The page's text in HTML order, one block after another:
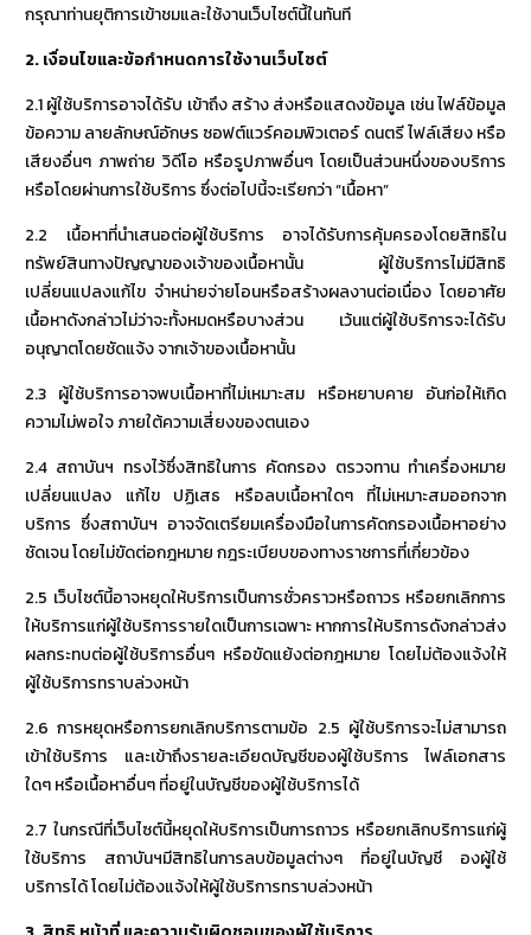
กรุณาท่านยุติการเข้าชมและใช้งานเว็บไซต์นี้ในทันที
2.เงื่อนไขและข้อกำหนดการใช้งานเว็บไซต์
2.1 ผู้ใช้บริการอาจได้รับ เข้าถึง สร้าง ส่งหรือแสดงข้อมูล เช่น ไฟล์ข้อมูล
ข้อความ ลายลักษณ์อักษร ซอฟต์แวร์คอมพิวเตอร์ ดนตรี ไฟล์เสียง หรือ
เสียงอื่นๆ ภาพถ่าย วิดีโอ หรือรูปภาพอื่นๆ โดยเป็นส่วนหนึ่งของบริการ
หรือโดยผ่านการใช้บริการ ซึ่งต่อไปนี้จะเรียกว่า “เนื้อหา”
2.2 เนื้อหาที่นำเสนอต่อผู้ใช้บริการ อาจได้รับการคุ้มครองโดยสิทธิใน
ทรัพย์สินทางปัญญาของเจ้าของเนื้อหานั้น ผู้ใช้บริการไม่มีสิทธิ
เปลี่ยนแปลงแก้ไข จำหน่ายจ่ายโอนหรือสร้างผลงานต่อเนื่อง โดยอาศัย
เนื้อหาดังกล่าวไม่ว่าจะทั้งหมดหรือบางส่วน เว้นแต่ผู้ใช้บริการจะได้รับ
อนุญาตโดยชัดแจ้ง จากเจ้าของเนื้อหานั้น
2.3 ผู้ใช้บริการอาจพบเนื้อหาที่ไม่เหมาะสม หรือหยาบคาย อันก่อให้เกิด
ความไม่พอใจ ภายใต้ความเสี่ยงของตนเอง
2.4 สถาบันฯ ทรงไว้ซึ่งสิทธิในการ คัดกรอง ตรวจทาน ทำเครื่องหมาย
เปลี่ยนแปลง แก้ไข ปฏิเสธ หรือลบเนื้อหาใดๆ ที่ไม่เหมาะสมออกจาก
บริการ ซึ่งสถาบันฯ อาจจัดเตรียมเครื่องมือในการคัดกรองเนื้อหาอย่าง
ชัดเจน โดยไม่ขัดต่อกฎหมาย กฎระเบียบของทางราชการที่เกี่ยวข้อง
2.5 เว็บไซต์นี้อาจหยุดให้บริการเป็นการชั่วคราวหรือถาวร หรือยกเลิกการ
ให้บริการแก่ผู้ใช้บริการรายใดเป็นการเฉพาะ หากการให้บริการดังกล่าวส่ง
ผลกระทบต่อผู้ใช้บริการอื่นๆ หรือขัดแย้งต่อกฎหมาย โดยไม่ต้องแจ้งให้
ผู้ใช้บริการทราบล่วงหน้า
2.6 การหยุดหรือการยกเลิกบริการตามข้อ 2.5 ผู้ใช้บริการจะไม่สามารถ
เข้าใช้บริการ และเข้าถึงรายละเอียดบัญชีของผู้ใช้บริการ ไฟล์เอกสาร
ใดๆ หรือเนื้อหาอื่นๆ ที่อยู่ในบัญชีของผู้ใช้บริการได้
2.7 ในกรณีที่เว็บไซต์นี้หยุดให้บริการเป็นการถาวร หรือยกเลิกบริการแก่ผู้
ใช้บริการ สถาบันฯมีสิทธิในการลบข้อมูลต่างๆ ที่อยู่ในบัญชี องผู้ใช้
บริการได้ โดยไม่ต้องแจ้งให้ผู้ใช้บริการทราบล่วงหน้า